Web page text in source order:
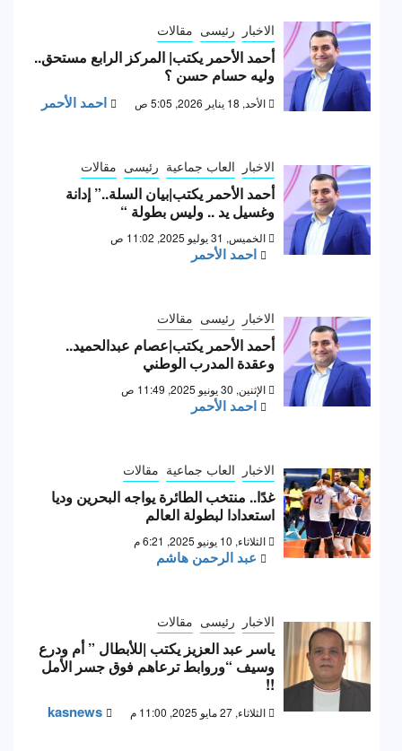
الاخبار رئيسى مقالات
أحمد الأحمر يكتب| المركز الرابع مستحق..
وليه حسام حسن ؟
الأحد, 18 يناير 2026, 5:05 ص احمد الأحمر
الاخبار العاب جماعية رئيسى مقالات
أحمد الأحمر يكتب|بيان السلة..” إدانة
وغسيل يد .. وليس بطولة “
الخميس, 31 يوليو 2025, 11:02 ص
احمد الأحمر
الاخبار رئيسى مقالات
أحمد الأحمر يكتب|عصام عبدالحميد..
وعقدة المدرب الوطني
الإثنين, 30 يونيو 2025, 11:49 ص
احمد الأحمر
الاخبار العاب جماعية مقالات
غدًا.. منتخب الطائرة يواجه البحرين وديا
استعدادا لبطولة العالم
الثلاثاء, 10 يونيو 2025, 6:21 م
عبد الرحمن هاشم
الاخبار رئيسى مقالات
ياسر عبد العزيز يكتب |للأبطال ” أم ودرع
وسيف “وروابط ترعاهم فوق جسر الأمل
!!
الثلاثاء, 27 مايو 2025, 11:00 م kasnews